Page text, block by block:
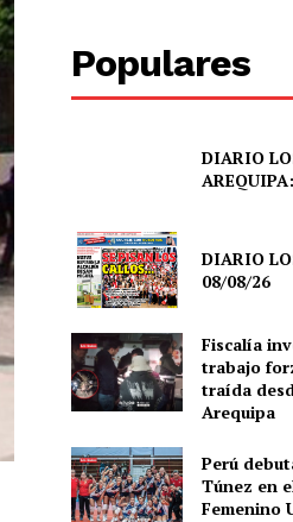
Populares
DIARIO
DIARIO
08/08/26
Fiscalía
trabajo
traída
Arequipa
Perú
Túnez en
Femenino